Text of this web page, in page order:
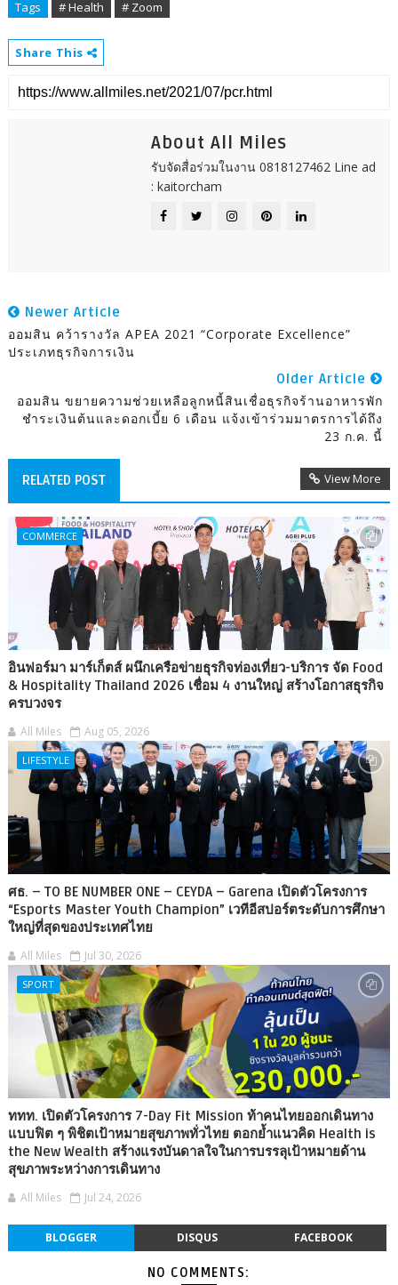
Tags # Health # Zoom
Share This
About All Miles
รับจัดสื่อร่วมในงาน 0818127462 Line ad
: kaitorcham
Newer Article
ออมสิน คว้ารางวัล APEA 2021 “Corporate Excellence”
ประเภทธุรกิจการเงิน
Older Article
ออมสิน ขยายความช่วยเหลือลูกหนี้สินเชื่อธุรกิจร้านอาหารพัก
ชำระเงินต้นและดอกเบี้ย 6 เดือน แจ้งเข้าร่วมมาตรการได้ถึง
23 ก.ค. นี้
RELATED POST View More
COMMERCE
อินฟอร์มา มาร์เก็ตส์ ผนึกเครือข่ายธุรกิจท่องเที่ยว-บริการ จัด Food
& Hospitality Thailand 2026 เชื่อม 4 งานใหญ่ สร้างโอกาสธุรกิจ
ครบวงจร
All Miles Aug 05, 2026
LIFESTYLE
ศธ. – TO BE NUMBER ONE – CEYDA – Garena เปิดตัวโครงการ
“Esports Master Youth Champion” เวทีอีสปอร์ตระดับการศึกษา
ใหญ่ที่สุดของประเทศไทย
All Miles Jul 30, 2026
SPORT
ททท. เปิดตัวโครงการ 7-Day Fit Mission ท้าคนไทยออกเดินทาง
แบบฟิต ๆ พิชิตเป้าหมายสุขภาพทั่วไทย ตอกย้ำแนวคิด Health is
the New Wealth สร้างแรงบันดาลใจในการบรรลุเป้าหมายด้าน
สุขภาพระหว่างการเดินทาง
All Miles Jul 24, 2026
BLOGGER DISQUS FACEBOOK
NO COMMENTS: